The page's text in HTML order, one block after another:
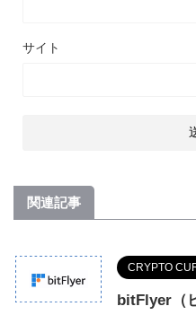
サイト
関連記事
CRYPTO
bitFlyer（